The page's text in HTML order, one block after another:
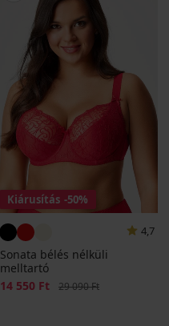
Kiárusítás -50%
4,7
Sonata bélés nélküli
melltartó
Kedvezmény
14 550 Ft Eredeti ár
29 090 Ft